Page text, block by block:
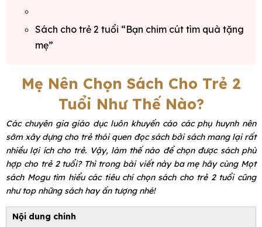
Sách cho trẻ 2 tuổi “Bạn chim cút tìm quà tặng
mẹ”
Mẹ Nên Chọn Sách Cho Trẻ 2
Tuổi Như Thế Nào?
Các chuyên gia giáo dục luôn khuyến cáo các phụ huynh nên
sớm xây dựng cho trẻ thói quen đọc sách bởi sách mang lại rất
nhiều lợi ích cho trẻ. Vậy, làm thế nào để chọn được sách phù
hợp cho trẻ 2 tuổi? Thì trong bài viết này ba mẹ hãy cùng Mọt
sách Mogu tìm hiểu các tiêu chí chọn sách cho trẻ 2 tuổi cũng
như top những sách hay ấn tượng nhé!
Nội dung chính